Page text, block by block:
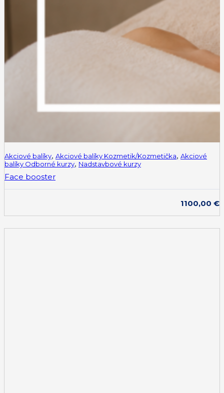
Akciové balíky, Akciové balíky Kozmetik/Kozmetička, Akciové
balíky Odborné kurzy, Nadstavbové kurzy
Face booster
1100,00 €